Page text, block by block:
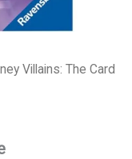
Villains: The Card